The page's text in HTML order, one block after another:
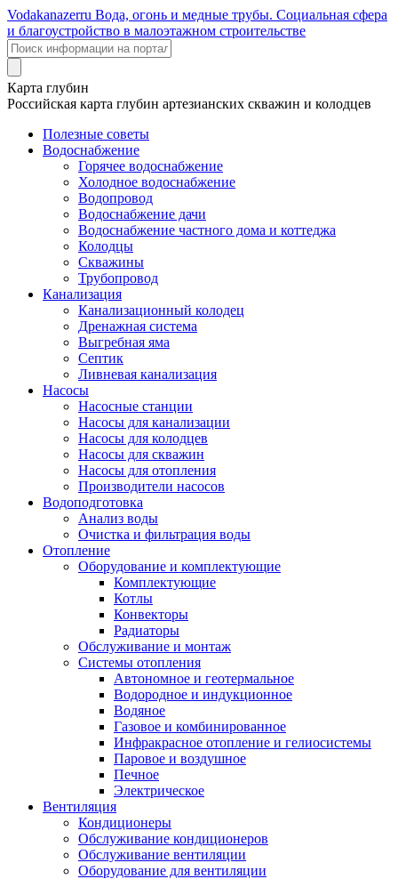
Vodakanazerru Вода, огонь и медные трубы. Социальная сфера
и благоустройство в малоэтажном строительстве
Карта глубин
Российская карта глубин артезианских скважин и колодцев
Полезные советы
Водоснабжение
Горячее водоснабжение
Холодное водоснабжение
Водопровод
Водоснабжение дачи
Водоснабжение частного дома и коттеджа
Колодцы
Скважины
Трубопровод
Канализация
Канализационный колодец
Дренажная система
Выгребная яма
Септик
Ливневая канализация
Насосы
Насосные станции
Насосы для канализации
Насосы для колодцев
Насосы для скважин
Насосы для отопления
Производители насосов
Водоподготовка
Анализ воды
Очистка и фильтрация воды
Отопление
Оборудование и комплектующие
Комплектующие
Котлы
Конвекторы
Радиаторы
Обслуживание и монтаж
Системы отопления
Автономное и геотермальное
Водородное и индукционное
Водяное
Газовое и комбинированное
Инфракрасное отопление и гелиосистемы
Паровое и воздушное
Печное
Электрическое
Вентиляция
Кондиционеры
Обслуживание кондиционеров
Обслуживание вентиляции
Оборудование для вентиляции